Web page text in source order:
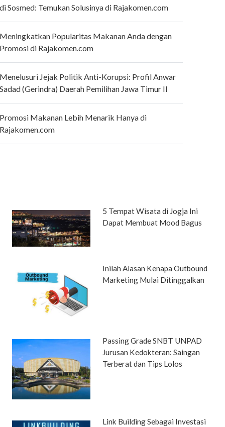
Sosmed: Temukan Solusinya di Rajakomen.com
Popularitas Makanan Anda dengan
di Rajakomen.com
Jejak Politik Anti-Korupsi: Profil Anwar
(Gerindra) Daerah Pemilihan Jawa Timur II
Makanan Lebih Menarik Hanya di
5 Tempat Wisata di Jogja Ini
Dapat Membuat Mood Bagus
Inilah Alasan Kenapa Outbound
Marketing Mulai Ditinggalkan
Passing Grade SNBT UNPAD
Jurusan Kedokteran: Saingan
Terberat dan Tips Lolos
Link Building Sebagai Investasi